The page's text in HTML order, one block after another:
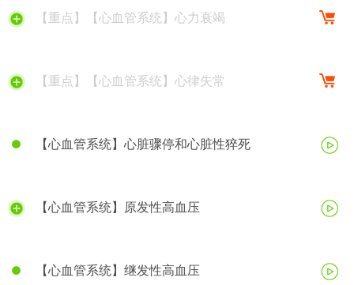
【重点】【心血管系统】心力衰竭
【重点】【心血管系统】心律失常
【心血管系统】心脏骤停和心脏性猝死
【心血管系统】原发性高血压
【心血管系统】继发性高血压